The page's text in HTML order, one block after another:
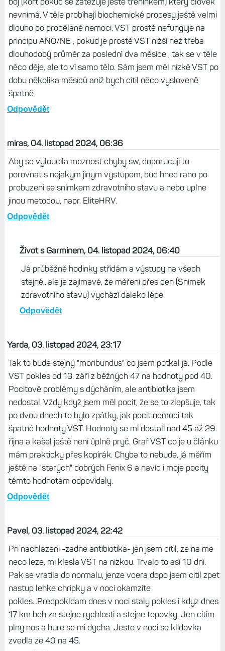
A to je právě to zajímavé, Snímek po probuzení v
pohodě, ale noční VST furt dole...
Odpovědět
Balonek, 04. listopad 2024, 06:53
Tělo není mechanický stroj založený na principu 1/0 . To
že si projde nemocí a po pár týdnech se člověk cití dobře
subjektivně, neznamená že v těle neprobíhá nadále vnitřní
nevnímá. V těle probíhají biochemické procesy ještě velmi
principu ANO/NE , pokud je prostě VST nižší než třeba
dlouhodobý průměr za poslední dva měsíce , tak se v těle
něco děje, ale to ví samo tělo. Sám jsem měl nízké VST po
dobu několika měsíců aniž bych cítil něco vysloveně
špatně
miras, 04. listopad 2024, 06:36
Aby se vyloucila moznost chyby sw, doporucuji to
porovnat s nejakym jinym vystupem, bud hned rano po
probuzeni se snimkem zdravotniho stavu a nebo uplne
Odpovědět
Život s Garminem, 04. listopad 2024, 06:40
Já průběžně hodinky střídám a výstupy na všech
stejné...ale je zajímavé, že měření přes den (Snímek
zdravotního stavu) vychází daleko lépe.
Odpovědět
Yarda, 03. listopad 2024, 23:17
Tak to bude stejný "moribundus" co jsem potkal já. Podle
VST pokles od 13. září z běžných 47 na hodnoty pod 40.
nedostal. Vždy když jsem měl pocit, že se to zlepšuje, tak
špatné hodnoty VST. Hodnoty se mi dostali nad 45 až 29.
října a kašel ještě není úplně pryč. Graf VST co je u článku
mám prakticky přes kopírák. Chyba to nebude, já měřím
ještě na "starých" dobrých Fenix 6 a navíc i moje pocity
těmto hodnotám odpovídaly.
Odpovědět